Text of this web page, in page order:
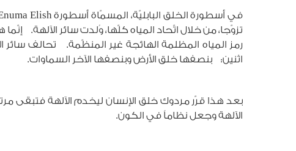
رمز المياه المظلمة الهائجة غير المنظّمة. تحالف
اثنين: بنصفها خلق الأرض وبنصفها الآخر السماوات.
الآلهة وجعل نظاماً في الكون.